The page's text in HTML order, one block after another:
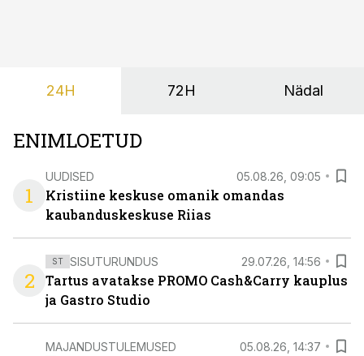
24H 72H Nädal
ENIMLOETUD
1
UUDISED 05.08.26, 09:05
Kristiine keskuse omanik omandas
kaubanduskeskuse Riias
2
ST SISUTURUNDUS 29.07.26, 14:56
Tartus avatakse PROMO Cash&Carry kauplus
ja Gastro Studio
MAJANDUSTULEMUSED 05.08.26, 14:37